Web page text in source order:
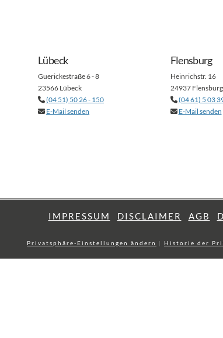
Lübeck
Guerickestraße 6 - 8
23566 Lübeck
(04 51) 50 26 - 150
E-Mail senden
Flensburg
Heinrichstr. 16
24937 Flensburg
(04 61) 5 03
E-Mail senden
IMPRESSUM DISCLAIMER AGB
Privatsphäre-Einstellungen ändern | Historie der